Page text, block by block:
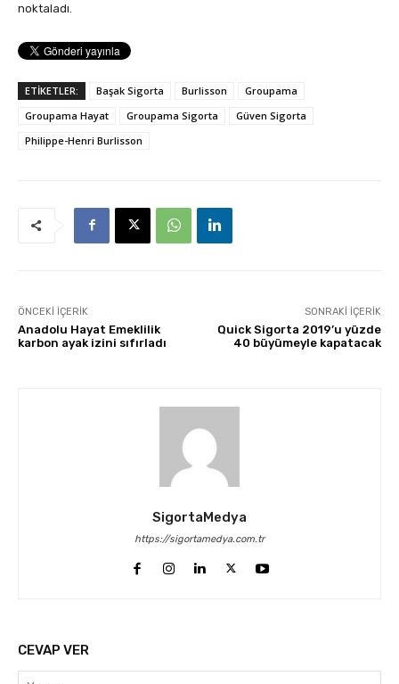
noktaladı.
ETİKETLER: Başak Sigorta Burlisson
Groupama
Groupama Hayat
Groupama Sigorta
Güven Sigorta
Philippe-Henri Burlisson
ÖNCEKI İÇERIK
Anadolu Hayat Emeklilik
karbon ayak izini sıfırladı
SONRAKI İÇERIK
Quick Sigorta 2019’u yüzde
40 büyümeyle kapatacak
SigortaMedya
https://sigortamedya.com.tr
CEVAP VER